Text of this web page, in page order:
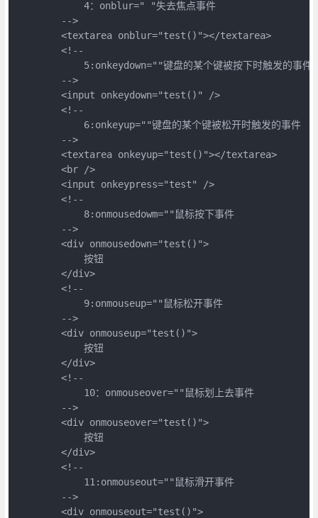
            4：onblur=" "失去焦点事件
        -->
        <textarea onblur="test()"></textarea>
        <!--
            5:onkeydown=""键盘的某个键被按下时触发的事件
        -->
        <input onkeydown="test()" />
        <!--
            6:onkeyup=""键盘的某个键被松开时触发的事件
        -->
        <textarea onkeyup="test()"></textarea>
        <br />
        <input onkeypress="test" />
        <!--
            8:onmousedowm=""鼠标按下事件
        -->
        <div onmousedown="test()">
            按钮
        </div>
        <!--
            9:onmouseup=""鼠标松开事件
        -->
        <div onmouseup="test()">
            按钮
        </div>
        <!--
            10：onmouseover=""鼠标划上去事件
        -->
        <div onmouseover="test()">
            按钮
        </div>
        <!--
            11:onmouseout=""鼠标滑开事件
        -->
        <div onmouseout="test()">